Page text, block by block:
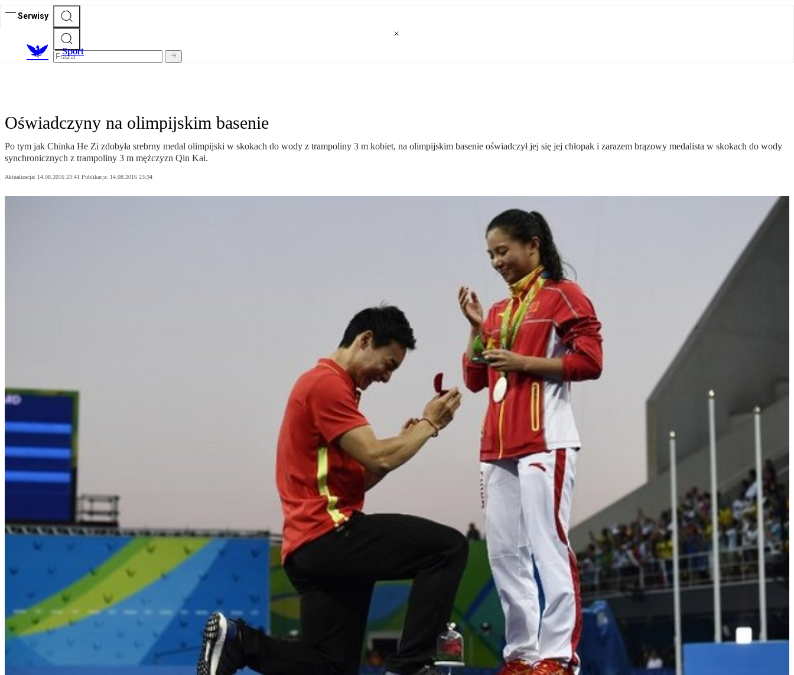
Serwisy
Sport
Oświadczyny na olimpijskim basenie
Po tym jak Chinka He Zi zdobyła srebrny medal olimpijski w skokach do wody z trampoliny 3 m kobiet, na olimpijskim basenie oświadczył jej się jej chłopak i zarazem brązowy medalista w skokach do wody
synchronicznych z trampoliny 3 m mężczyzn Qin Kai.
Aktualizacja: 14.08.2016 23:41 Publikacja: 14.08.2016 23:34